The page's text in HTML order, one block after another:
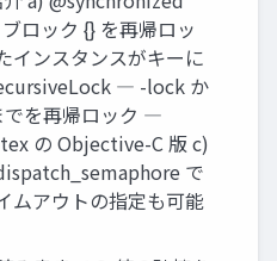
ロック {} を再帰ロッ
インスタンスがキーに
― -lock か
を再帰ロック ―
の Objective-C 版 c)
で
ムアウトの指定も可能